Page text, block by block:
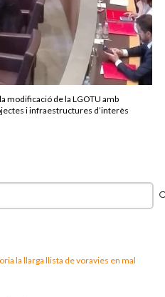
modificació de la LGOTU amb
i infraestructures d’interès
la llarga llista de voravies en mal